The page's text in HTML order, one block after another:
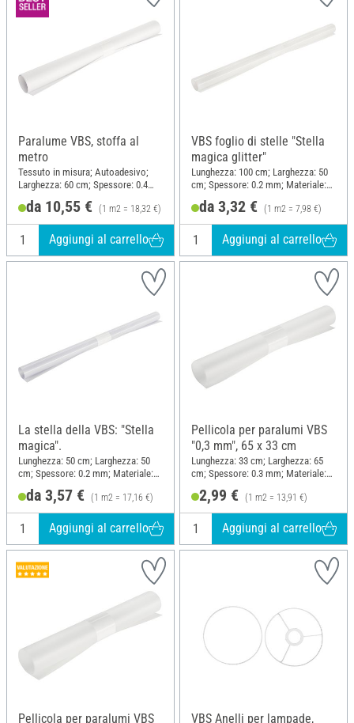
Paralume VBS, stoffa al
metro
Tessuto in misura; Autoadesivo;
Larghezza: 60 cm; Spessore: 0.4
mm; Materiale: Plastica
da 10,55 € (1 m2 = 18,32 €)
Aggiungi al carrello
VBS foglio di stelle "Stella
magica glitter"
Lunghezza: 100 cm; Larghezza: 50
cm; Spessore: 0.2 mm; Materiale:
Plastica
da 3,32 € (1 m2 = 7,98 €)
Aggiungi al carrello
La stella della VBS: "Stella
magica".
Lunghezza: 50 cm; Larghezza: 50
cm; Spessore: 0.2 mm; Materiale:
Plastica
da 3,57 € (1 m2 = 17,16 €)
Aggiungi al carrello
Pellicola per paralumi VBS
"0,3 mm", 65 x 33 cm
Lunghezza: 33 cm; Larghezza: 65
cm; Spessore: 0.3 mm; Materiale:
2,99 € (1 m2 = 13,91 €)
Aggiungi al carrello
Pellicola per paralumi VBS VBS Anelli per lampade,